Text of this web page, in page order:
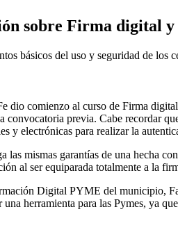
sobre Firma digital
básicos del uso y seguridad de
comienzo al curso de Firma
previa. Cabe recordar
y electrónicas para realizar la
mismas garantías de una hecha
al ser equiparada totalmente a la
Digital PYME del municipio,
herramienta para las Pymes, ya